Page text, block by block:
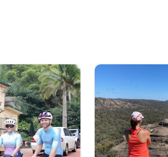
沿いを走ります。専用の自転車道をたどっ
園のある静かな田舎道は、ハスキソンの賑
りまたは速いペースで出発し、好きな場
ルフガイドのサイクリング休暇のメリッ
でホテル間を移動し、自分の力で旅する